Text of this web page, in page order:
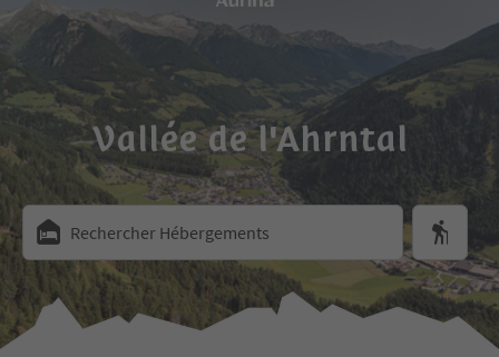
Vallée de l'Ahrntal
Rechercher Hébergements